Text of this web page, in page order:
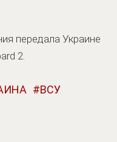
передала Украине
2.
ВСУ